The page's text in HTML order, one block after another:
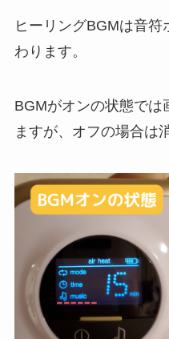
ヒーリングBGMは音
わります。
BGMがオンの状態で
ますが、オフの場合は